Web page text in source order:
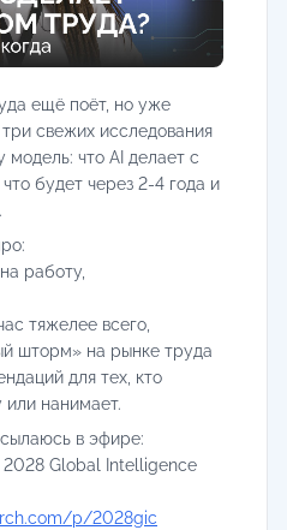
ещё поёт, но уже
свежих исследования
модель: что AI делает с
будет через 2-4 года и
работу,
тяжелее всего,
шторм» на рынке труда
для тех, кто
нанимает.
в эфире:
Global Intelligence
p/2028gic